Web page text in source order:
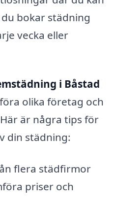
bokar städning
vecka eller
i Båstad
olika företag och
är några tips för
din städning:
flera städfirmor
priser och